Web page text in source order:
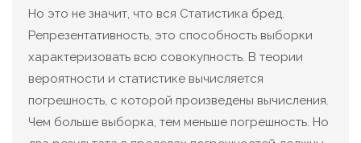
Но это не значит, что вся Статистика бред.
Репрезентативность, это способность выборки
характеризовать всю совокупность. В теории
вероятности и статистике вычисляется
погрешность, с которой произведены вычисления.
Чем больше выборка, тем меньше погрешность. Но